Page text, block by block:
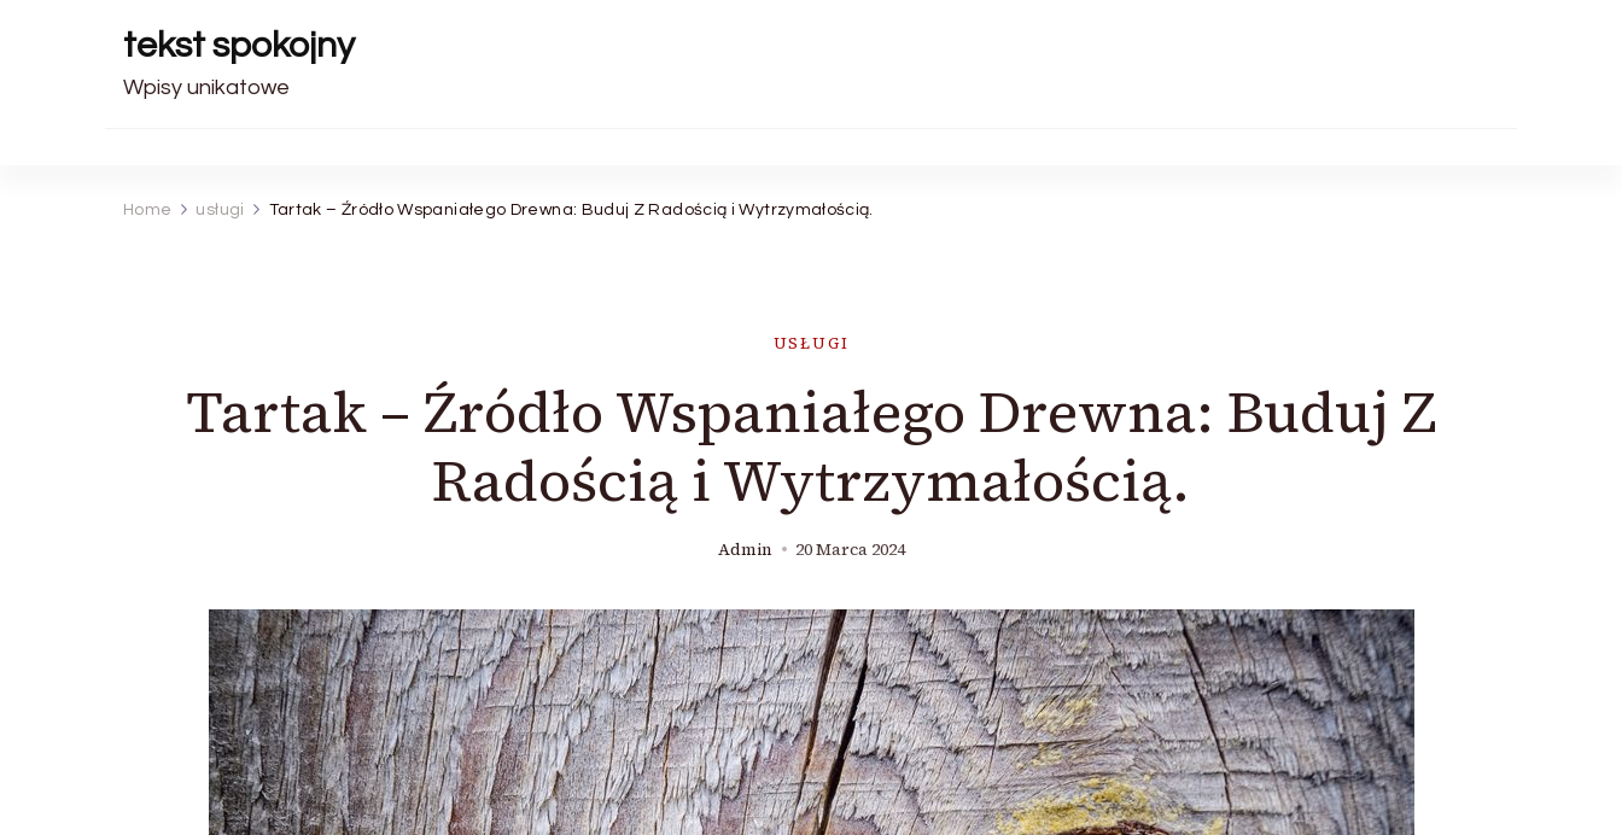
tekst spokojny
Wpisy unikatowe
Home usługi Tartak – Źródło Wspaniałego Drewna: Buduj Z Radością i Wytrzymałością.
USŁUGI
Tartak – Źródło Wspaniałego Drewna: Buduj Z
Radością i Wytrzymałością.
Admin 20 Marca 2024